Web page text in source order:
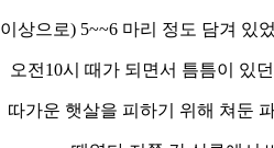
이상으로) 5~~6 마리 정도 담겨 있
오전10시 때가 되면서 틈틈이 있
따가운 햇살을 피하기 위해 쳐둔